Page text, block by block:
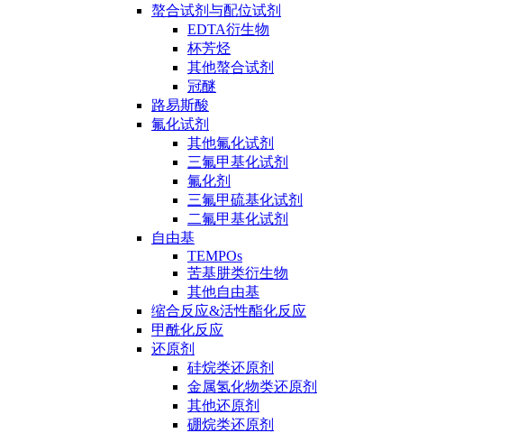
螯合试剂与配位试剂
EDTA衍生物
杯芳烃
其他螯合试剂
冠醚
路易斯酸
氟化试剂
其他氟化试剂
三氟甲基化试剂
氟化剂
三氟甲硫基化试剂
二氟甲基化试剂
自由基
TEMPOs
苦基肼类衍生物
其他自由基
缩合反应&活性酯化反应
甲酰化反应
还原剂
硅烷类还原剂
金属氢化物类还原剂
其他还原剂
硼烷类还原剂